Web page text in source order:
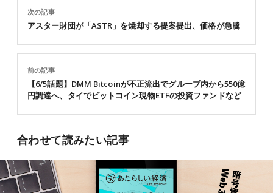
前の記事
【6/5話題】DMM Bitcoinが不正流出でグループ内から550億
円調達へ、タイでビットコイン現物ETFの投資ファンドなど
次の記事
アスター財団が「ASTR」を焼却する提案提出、価格が急騰
合わせて読みたい記事